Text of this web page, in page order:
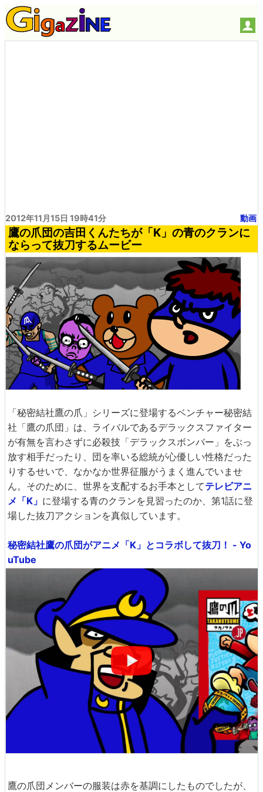
2012年11月15日 19時41分 動画
鷹の爪団の吉田くんたちが「K」の青のクランに
ならって抜刀するムービー
「秘密結社鷹の爪」シリーズに登場するベンチャー秘密結
社「鷹の爪団」は、ライバルであるデラックスファイター
が有無を言わさずに必殺技「デラックスボンバー」をぶっ
放す相手だったり、団を率いる総統が心優しい性格だった
りするせいで、なかなか世界征服がうまく進んでいませ
ん。そのために、世界を支配するお手本としてテレビアニ
メ「K」 に登場する青のクランを見習ったのか、第1話に登
場した抜刀アクションを真似しています。
秘密結社鷹の爪団がアニメ「K」とコラボして抜刀！ - Yo
uTube
鷹の爪団メンバーの服装は赤を基調にしたものでしたが、